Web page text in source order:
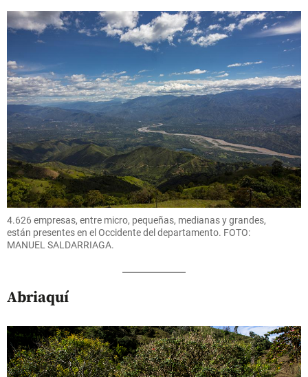
4.626 empresas, entre micro, pequeñas, medianas y grandes,
están presentes en el Occidente del departamento. FOTO:
MANUEL SALDARRIAGA.
Abriaquí